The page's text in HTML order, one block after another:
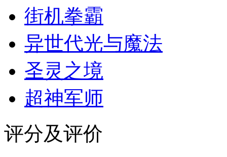
街机拳霸
异世代光与魔法
圣灵之境
超神军师
评分及评价